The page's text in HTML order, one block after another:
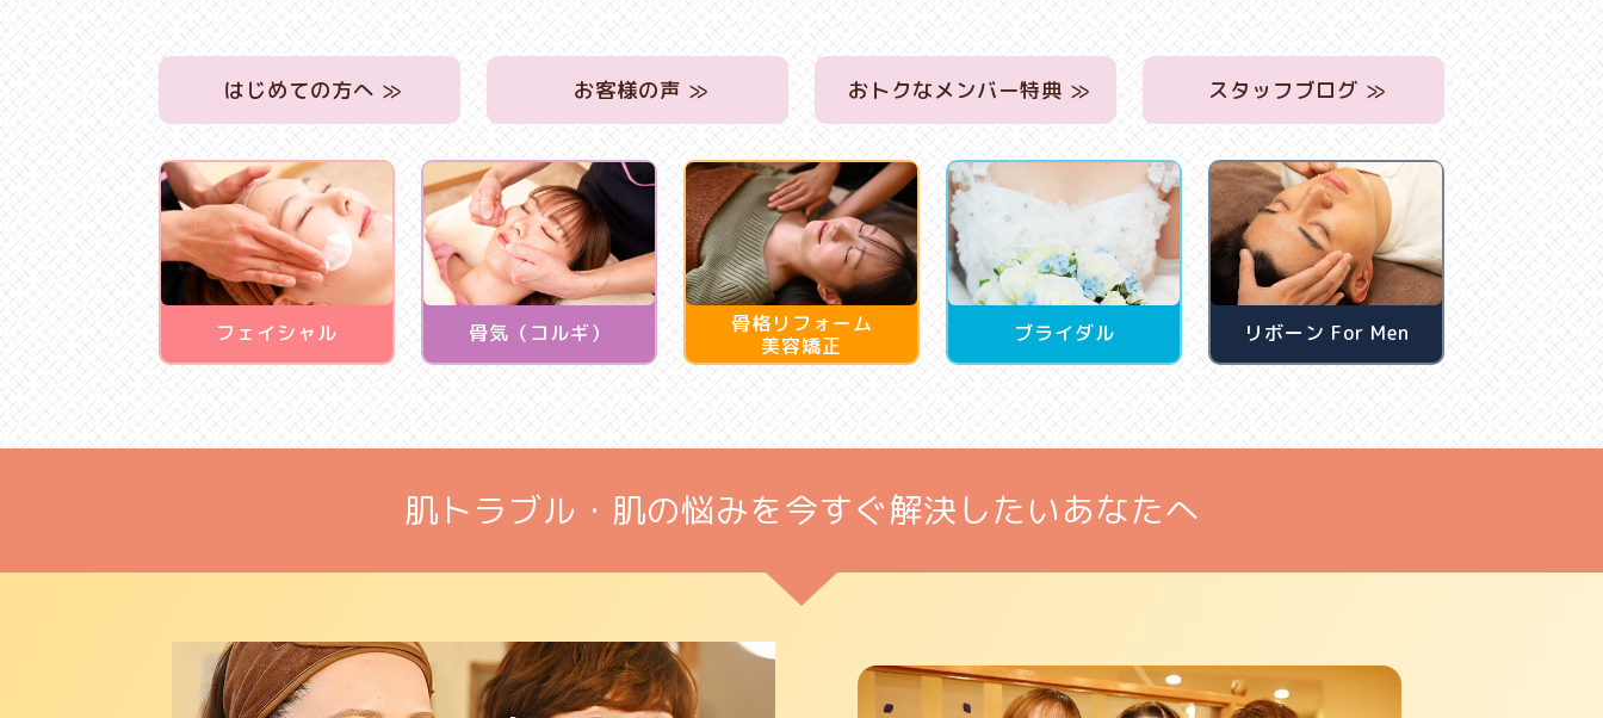
はじめての方へ ≫ お客様の声 ≫ おトクなメンバー特典 ≫ スタッフブログ ≫
フェイシャル 骨気（コルギ）
骨格リフォーム
美容矯正
ブライダル リボーン For Men
肌トラブル・肌の悩みを今すぐ解決したいあなたへ